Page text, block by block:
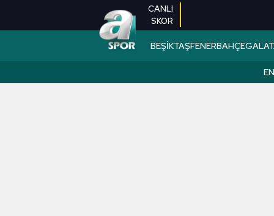
CANLI
SKOR
BEŞİKTAŞFENERBAHÇE